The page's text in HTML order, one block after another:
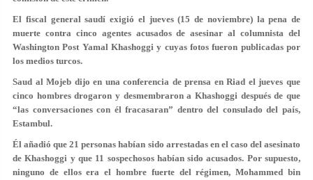
El fiscal general saudí exigió el jueves (15 de noviembre) la pena de
muerte contra cinco agentes acusados de asesinar al columnista del
Washington Post Yamal Khashoggi y cuyas fotos fueron publicadas por
los medios turcos.
Saud al Mojeb dijo en una conferencia de prensa en Riad el jueves que
cinco hombres drogaron y desmembraron a Khashoggi después de que
“las conversaciones con él fracasaran” dentro del consulado del país,
Estambul.
Él añadió que 21 personas habían sido arrestadas en el caso del asesinato
de Khashoggi y que 11 sospechosos habían sido acusados. Por supuesto,
ninguno de ellos era el hombre fuerte del régimen, Mohammed bin